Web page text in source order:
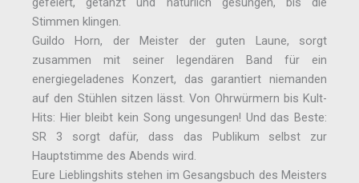
Stimmen klingen.
Guildo Horn, der Meister der guten Laune, sorgt
zusammen mit seiner legendären Band für ein
energiegeladenes Konzert, das garantiert niemanden
auf den Stühlen sitzen lässt. Von Ohrwürmern bis Kult-
Hits: Hier bleibt kein Song ungesungen! Und das Beste:
SR 3 sorgt dafür, dass das Publikum selbst zur
Hauptstimme des Abends wird.
Eure Lieblingshits stehen im Gesangsbuch des Meisters